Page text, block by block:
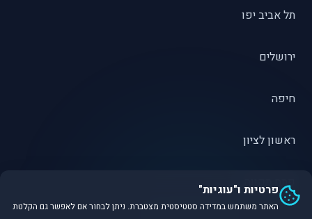
תל אביב יפו
ירושלים
חיפה
ראשון לציון
פתח תקווה
פרטיות ו"עוגיות"
האתר משתמש במדידה סטטיסטית מצטברת. ניתן לבחור אם לאפשר גם הקלטת